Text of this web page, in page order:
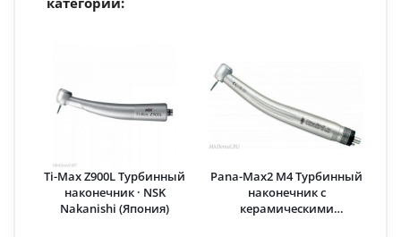
Ti-Max Z900L Турбинный
наконечник · NSK
Nakanishi (Япония)
Pana-Max2 M4 Турбинный
наконечник с
керамическими